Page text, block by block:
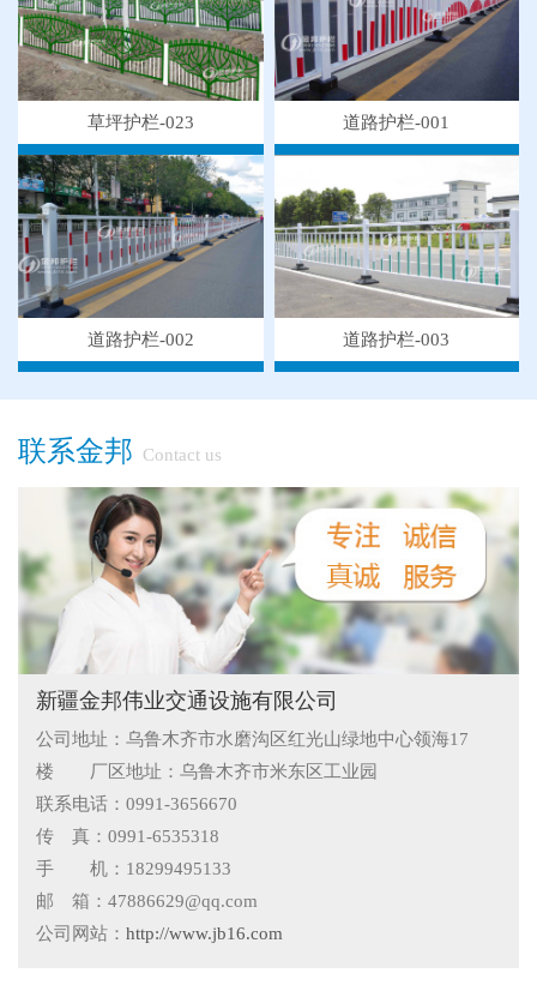
草坪护栏-023 道路护栏-001
道路护栏-002 道路护栏-003
联系金邦 Contact us
新疆金邦伟业交通设施有限公司
公司地址：乌鲁木齐市水磨沟区红光山绿地中心领海17
楼 厂区地址：乌鲁木齐市米东区工业园
联系电话：0991-3656670
传 真：0991-6535318
手 机：18299495133
邮 箱：47886629@qq.com
公司网站： http://www.jb16.com
● "多样“候车亭，旨在为您提供一个舒心候车环境
● 候车亭规格型号小解
● 隔离栅的防腐与使用寿命关系
怎么在新疆护栏厂家里购买到好的热镀锌管围栏——新疆金
邦护栏告诉您
乌鲁木齐铁艺围栏哪家有，金邦伟业交通设施有限公司供应
护栏在我们生活中的作用